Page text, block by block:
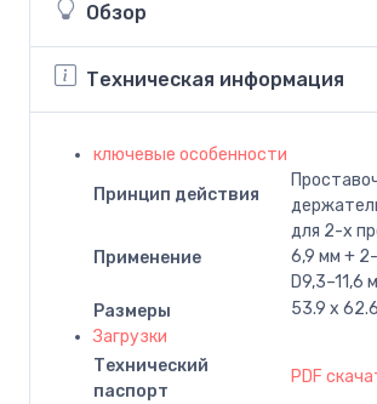
Обзор
Техническая информация
ключевые особенности
Принцип действия
Применение
для 2-x
6,9 мм +
D9,3–11,6
Размеры
53.9 x
Загрузки
Технический
паспорт
PDF